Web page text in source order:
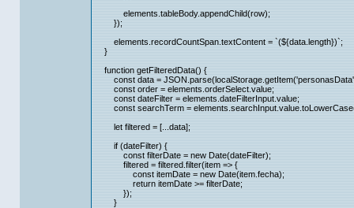
elements.tableBody.appendChild(row);
});
elements.recordCountSpan.textContent = `(${data.length})`;
}
function getFilteredData() {
const data =
const order = elements.orderSelect.value;
const dateFilter = elements.dateFilterInput.value;
const searchTerm =
let filtered = [...data];
if (dateFilter) {
const filterDate = new Date(dateFilter);
filtered = filtered.filter(item => {
const itemDate = new Date(item.fecha);
return itemDate >= filterDate;
});
}